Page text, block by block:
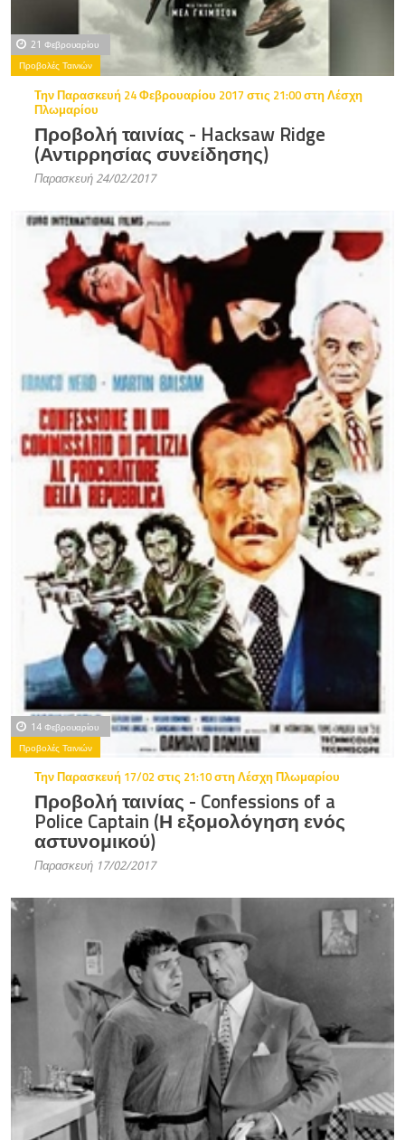
21 Φεβρουαρίου
Προβολές Ταινιών
Την Παρασκευή 24 Φεβρουαρίου 2017 στις 21:00 στη Λέσχη
Πλωμαρίου
Προβολή ταινίας - Hacksaw Ridge
(Αντιρρησίας συνείδησης)
Παρασκευή 24/02/2017
14 Φεβρουαρίου
Προβολές Ταινιών
Την Παρασκευή 17/02 στις 21:10 στη Λέσχη Πλωμαρίου
Προβολή ταινίας - Confessions of a
Police Captain (Η εξομολόγηση ενός
αστυνομικού)
Παρασκευή 17/02/2017